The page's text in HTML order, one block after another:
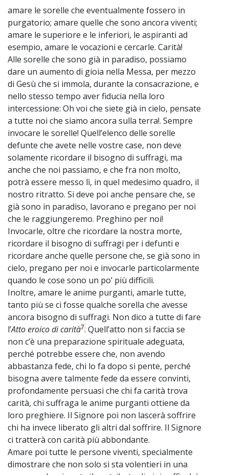
amare le sorelle che eventualmente fossero in
purgatorio; amare quelle che sono ancora viventi;
amare le superiore e le inferiori, le aspiranti ad
esempio, amare le vocazioni e cercarle. Carità!
Alle sorelle che sono già in paradiso, possiamo
dare un aumento di gioia nella Messa, per mezzo
di Gesù che si immola, durante la consacrazione, e
nello stesso tempo aver fiducia nella loro
intercessione: Oh voi che siete già in cielo, pensate
a tutte noi che siamo ancora sulla terra!. Sempre
invocare le sorelle! Quell’elenco delle sorelle
defunte che avete nelle vostre case, non deve
solamente ricordare il bisogno di suffragi, ma
anche che noi passiamo, e che fra non molto,
potrà essere messo lì, in quel medesimo quadro, il
nostro ritratto. Si deve poi anche pensare che, se
già sono in paradiso, lavorano e pregano per noi
che le raggiungeremo. Preghino per noi!
Invocarle, oltre che ricordare la nostra morte,
ricordare il bisogno di suffragi per i defunti e
ricordare anche quelle persone che, se già sono in
cielo, pregano per noi e invocarle particolarmente
quando le cose sono un po’ più difficili.
Inoltre, amare le anime purganti, amarle tutte,
tanto più se ci fosse qualche sorella che avesse
ancora bisogno di suffragi. Non dico a tutte di fare
l’Atto eroico di carità7. Quell’atto non si faccia se
non c’è una preparazione spirituale adeguata,
perché potrebbe essere che, non avendo
abbastanza fede, chi lo fa dopo si pente, perché
bisogna avere talmente fede da essere convinti,
profondamente persuasi che chi fa carità trova
carità, chi suffraga le anime purganti ottiene da
loro preghiere. Il Signore poi non lascerà soffrire
chi ha invece liberato gli altri dal soffrire. Il Signore
ci tratterà con carità più abbondante.
Amare poi tutte le persone viventi, specialmente
dimostrare che non solo si sta volentieri in una